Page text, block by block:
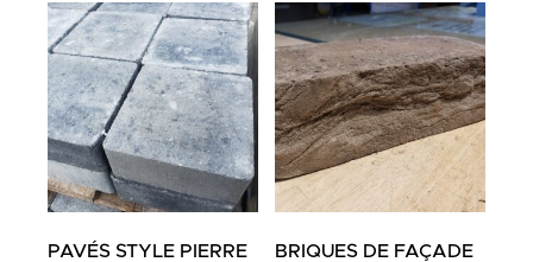
PAVÉS STYLE PIERRE
BRIQUES DE FAÇADE